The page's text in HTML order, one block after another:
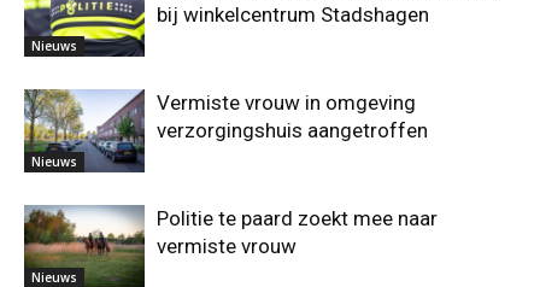
Nieuws
bij winkelcentrum Stadshagen
Nieuws
Vermiste vrouw in omgeving
verzorgingshuis aangetroffen
Nieuws
Politie te paard zoekt mee naar
vermiste vrouw